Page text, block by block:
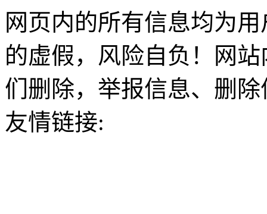
网页内的所有信息均为
的虚假，风险自负！网
们删除，举报信息、删
友情链接: